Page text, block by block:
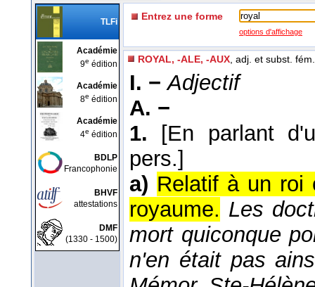
TLFi
Académie
9e édition
Académie
8e édition
Académie
4e édition
BDLP
Francophonie
BHVF
attestations
DMF
(1330 - 1500)
Entrez une forme
options d'affichage
ROYAL, -ALE, -AUX , adj. et subst. fém.
I. − Adjectif
A. −
1.
[En parlant
pers.]
a) Relatif à un roi
royaume. Les
mort quiconque
n'en était pas